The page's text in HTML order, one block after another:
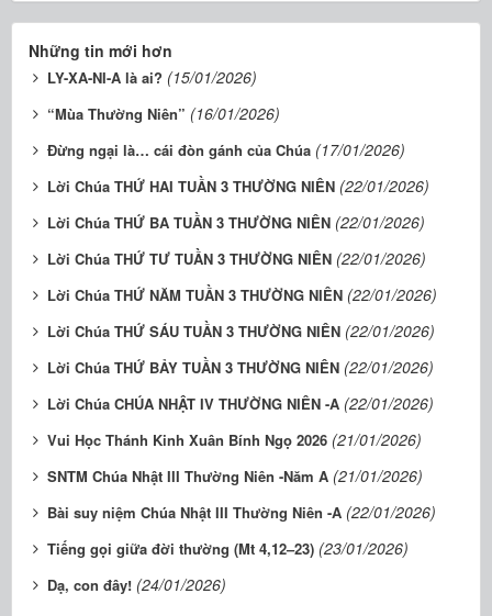
Những tin mới hơn
LY-XA-NI-A là ai? (15/01/2026)
“Mùa Thường Niên” (16/01/2026)
Đừng ngại là… cái đòn gánh của Chúa (17/01/2026)
Lời Chúa THỨ HAI TUẦN 3 THƯỜNG NIÊN (22/01/2026)
Lời Chúa THỨ BA TUẦN 3 THƯỜNG NIÊN (22/01/2026)
Lời Chúa THỨ TƯ TUẦN 3 THƯỜNG NIÊN (22/01/2026)
Lời Chúa THỨ NĂM TUẦN 3 THƯỜNG NIÊN (22/01/2026)
Lời Chúa THỨ SÁU TUẦN 3 THƯỜNG NIÊN (22/01/2026)
Lời Chúa THỨ BẢY TUẦN 3 THƯỜNG NIÊN (22/01/2026)
Lời Chúa CHÚA NHẬT IV THƯỜNG NIÊN -A (22/01/2026)
Vui Học Thánh Kinh Xuân Bính Ngọ 2026 (21/01/2026)
SNTM Chúa Nhật III Thường Niên -Năm A (21/01/2026)
Bài suy niệm Chúa Nhật III Thường Niên -A (22/01/2026)
Tiếng gọi giữa đời thường (Mt 4,12–23) (23/01/2026)
Dạ, con đây! (24/01/2026)